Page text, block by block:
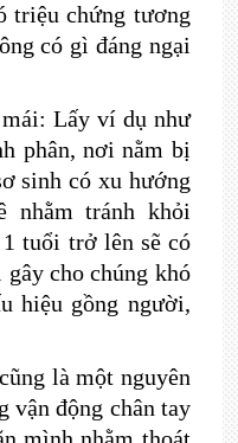
triệu chứng tương
có gì đáng ngại
Lấy ví dụ như
phân, nơi nằm bị
sinh có xu hướng
nhằm tránh khỏi
tuổi trở lên sẽ có
cho chúng khó
hiệu gồng người,
là một nguyên
vận động chân tay